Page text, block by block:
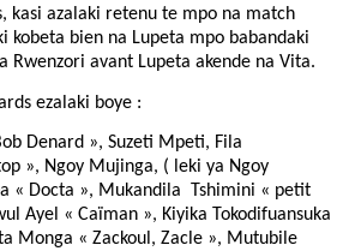
kasi azalaki retenu te mpo na match
kobeta bien na Lupeta mpo babandaki
Rwenzori avant Lupeta akende na Vita.
ezalaki boye :
Denard », Suzeti Mpeti, Fila
», Ngoy Mujinga, ( leki ya Ngoy
« Docta », Mukandila Tshimini « petit
Ayel « Caïman », Kiyika Tokodifuansuka
Monga « Zackoul, Zacle », Mutubile